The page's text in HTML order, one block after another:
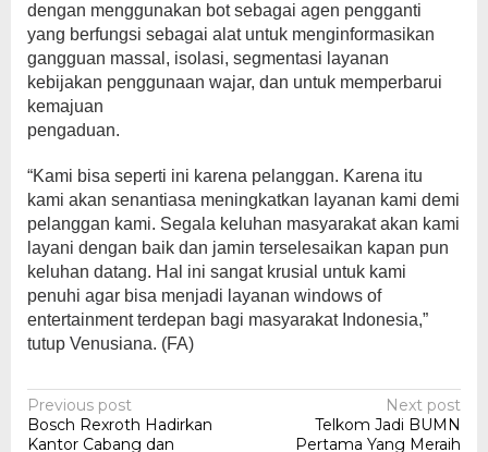
dengan menggunakan bot sebagai agen pengganti
yang berfungsi sebagai alat untuk menginformasikan
gangguan massal, isolasi, segmentasi layanan
kebijakan penggunaan wajar, dan untuk memperbarui
kemajuan
pengaduan.
“Kami bisa seperti ini karena pelanggan. Karena itu
kami akan senantiasa meningkatkan layanan kami demi
pelanggan kami. Segala keluhan masyarakat akan kami
layani dengan baik dan jamin terselesaikan kapan pun
keluhan datang. Hal ini sangat krusial untuk kami
penuhi agar bisa menjadi layanan windows of
entertainment terdepan bagi masyarakat Indonesia,”
tutup Venusiana. (FA)
Post
navigation
Previous post
Bosch Rexroth Hadirkan
Kantor Cabang dan
Next post
Telkom Jadi BUMN
Pertama Yang Meraih